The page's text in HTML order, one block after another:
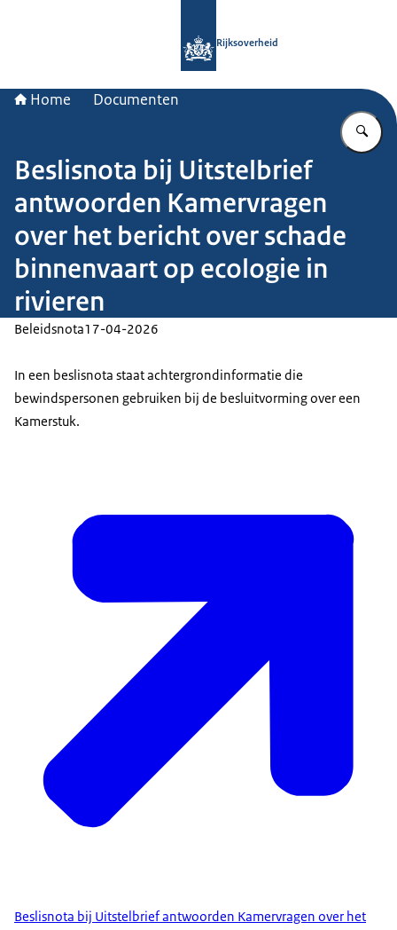
Rijksoverheid
Home Documenten
Beslisnota bij Uitstelbrief
antwoorden Kamervragen
over het bericht over schade
binnenvaart op ecologie in
rivieren
Beleidsnota17-04-2026
In een beslisnota staat achtergrondinformatie die
bewindspersonen gebruiken bij de besluitvorming over een
Kamerstuk.
Beslisnota bij Uitstelbrief antwoorden Kamervragen over het